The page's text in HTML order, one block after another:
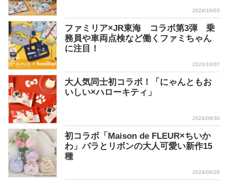
2024/10/03
ファミリア×JR東海 コラボ第3弾 乗
務員や車両点検など働くファミちゃん
に注目！
2023/10/07
大人気同士初コラボ！「にゃんともお
いしい×ハローキティ」
2024/09/30
初コラボ「Maison de FLEUR×ちいか
わ」バラとリボンの大人可愛い新作15
種
2024/09/26